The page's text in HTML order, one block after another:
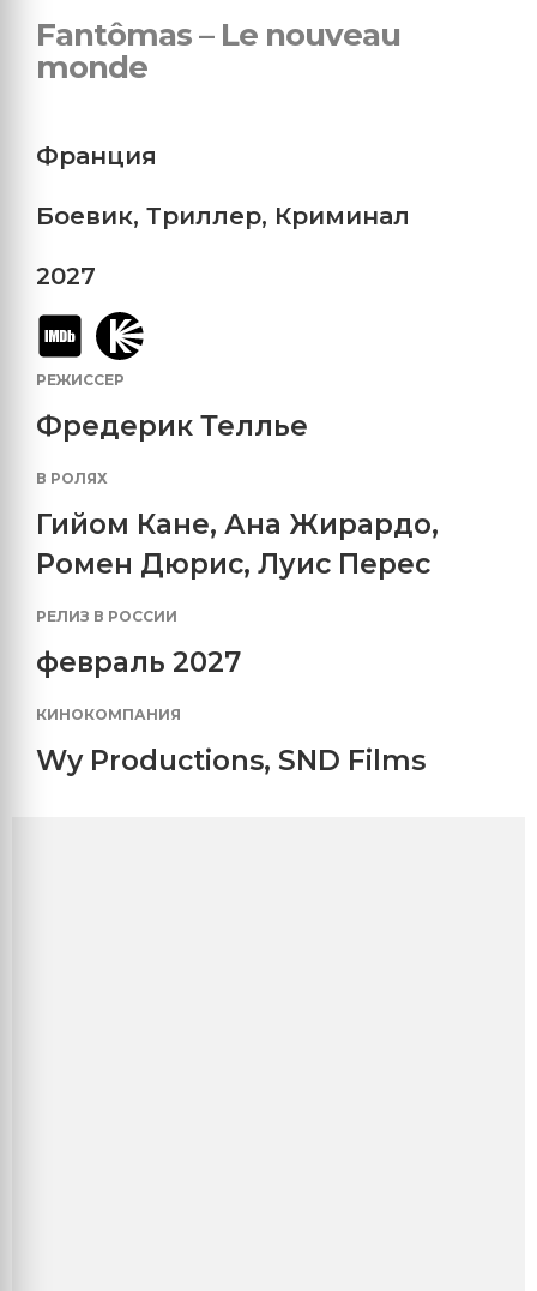
Fantômas – Le nouveau
monde
Франция
Боевик, Триллер, Криминал
2027
РЕЖИССЕР
Фредерик Теллье
В РОЛЯХ
Гийом Кане, Ана Жирардо,
Ромен Дюрис, Луис Перес
РЕЛИЗ В РОССИИ
февраль 2027
КИНОКОМПАНИЯ
Wy Productions, SND Films